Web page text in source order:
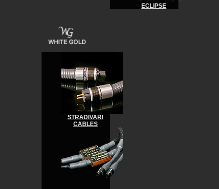
ECLIPSE
STRADIVARI
CABLES